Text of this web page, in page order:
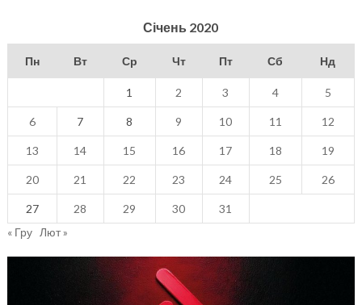
Січень 2020
Пн Вт Ср Чт Пт Сб Нд
1 2 3 4 5
6 7 8 9 10 11 12
13 14 15 16 17 18 19
20 21 22 23 24 25 26
27 28 29 30
31
« Гру Лют »